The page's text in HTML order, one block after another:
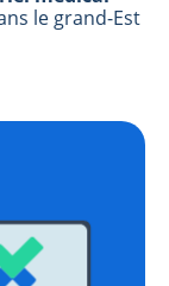
le grand-Est